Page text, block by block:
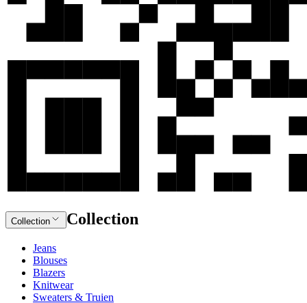
Collection Collection
Jeans
Blouses
Blazers
Knitwear
Sweaters & Truien